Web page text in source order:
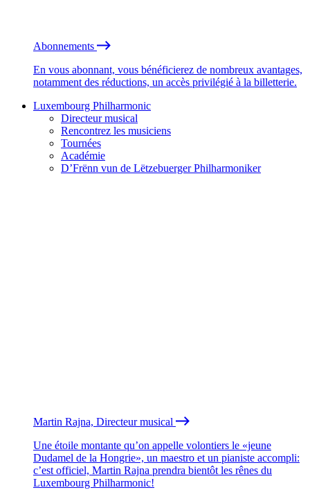
Abonnements
En vous abonnant, vous bénéficierez de nombreux avantages,
notamment des réductions, un accès privilégié à la billetterie.
Luxembourg Philharmonic
Directeur musical
Rencontrez les musiciens
Tournées
Académie
D’Frënn vun de Lëtzebuerger Philharmoniker
Martin Rajna, Directeur musical
Une étoile montante qu’on appelle volontiers le «jeune
Dudamel de la Hongrie», un maestro et un pianiste accompli:
c’est officiel, Martin Rajna prendra bientôt les rênes du
Luxembourg Philharmonic!